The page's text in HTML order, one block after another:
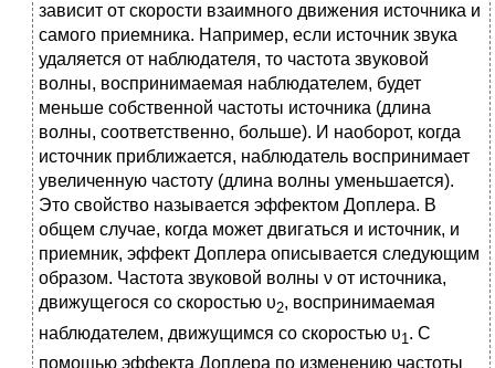
зависит от скорости взаимного движения источника и
самого приемника. Например, если источник звука
удаляется от наблюдателя, то частота звуковой
волны, воспринимаемая наблюдателем, будет
меньше собственной частоты источника (длина
волны, соответственно, больше). И наоборот, когда
источник приближается, наблюдатель воспринимает
увеличенную частоту (длина волны уменьшается).
Это свойство называется эффектом Доплера. В
общем случае, когда может двигаться и источник, и
приемник, эффект Доплера описывается следующим
образом. Частота звуковой волны ν от источника,
движущегося со скоростью υ2, воспринимаемая
наблюдателем, движущимся со скоростью υ1 . С
помощью эффекта Доплера по изменению частоты